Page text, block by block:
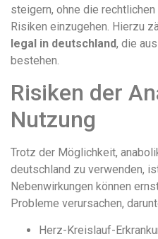
steigern, ohne die rechtlichen
Risiken einzugehen. Hierzu
legal in deutschland, die
bestehen.
Risiken der
Nutzung
Trotz der Möglichkeit,
deutschland zu verwenden,
Nebenwirkungen können
Probleme verursachen,
Herz-Kreislauf-